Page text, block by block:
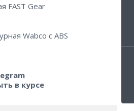
FAST Gear
Wabco с ABS
в курсе